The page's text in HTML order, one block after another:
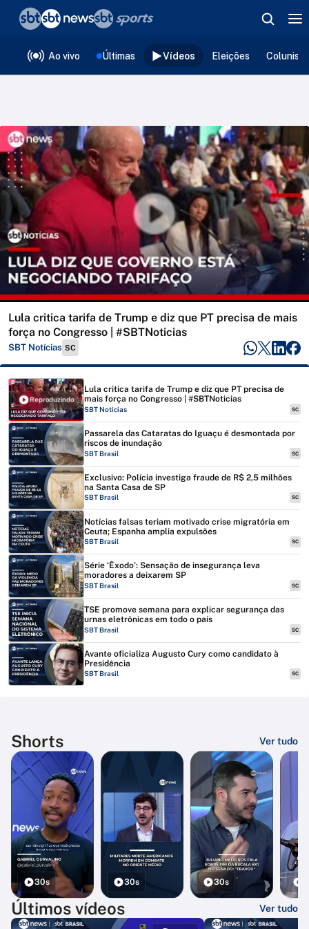
Ao vivo Últimas Vídeos Eleições
Lula critica tarifa de Trump e diz que PT precisa de mais
força no Congresso | #SBTNoticias
SBT Notícias SC
Reproduzindo
Lula critica tarifa de Trump e diz que PT precisa de
mais força no Congresso | #SBTNoticias
SBT Notícias SC
Passarela das Cataratas do Iguaçu é desmontada por
riscos de inundação
SBT Brasil SC
Exclusivo: Polícia investiga fraude de R$ 2,5 milhões
na Santa Casa de SP
SBT Brasil SC
Notícias falsas teriam motivado crise migratória em
Ceuta; Espanha amplia expulsões
SBT Brasil SC
Série ‘Êxodo’: Sensação de insegurança leva
moradores a deixarem SP
SBT Brasil SC
TSE promove semana para explicar segurança das
urnas eletrônicas em todo o país
SBT Brasil SC
Avante oficializa Augusto Cury como candidato à
Presidência
SBT Brasil SC
Shorts Ver tudo
30s 30s 30s
Últimos vídeos Ver tudo
❮voltar
Editorias